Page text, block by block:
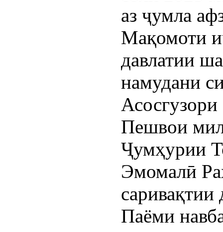
аз ҷумла
Мақомоти
давлатии
намудани
Пешвои
Ҷумҳурии
Эмомалӣ
саривақтии
Паёми